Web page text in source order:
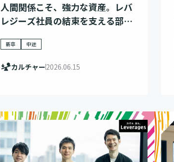
人間関係こそ、強力な資産。レバ
レジーズ社員の結束を支える部活
新卒 中途
カルチャー2026.06.15